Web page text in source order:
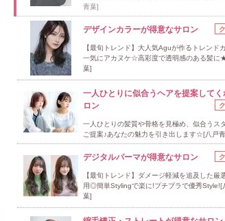
青葉]
デザインカラーが得意なサロン
【最旬トレンド】大人気Aguが作るトレンド
一気にアカヌケ☆高彩度で透明感のある髪に
葉]
一人ひとりに似合うヘアを提案してく
ロン
一人ひとりの髪質や骨格を見極め、似合うス
ご提案♪あなたの魅力を引き出します☆[八戸
デジタルパーマが得意なサロン
【最旬トレンド】ダメージ軽減を追及した厳
用◎簡単Stylingで楽に!プチプラで優秀Style![
葉]